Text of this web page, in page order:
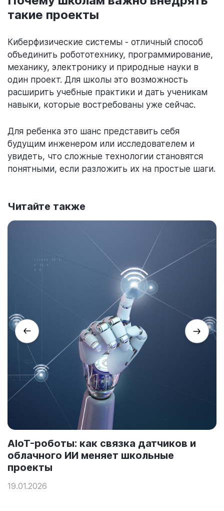
такие проекты
Киберфизические системы - отличный способ
объединить робототехнику, программирование,
механику, электронику и природные науки в
один проект. Для школы это возможность
расширить учебные практики и дать ученикам
навыки, которые востребованы уже сейчас.
Для ребенка это шанс представить себя
будущим инженером или исследователем и
увидеть, что сложные технологии становятся
понятными, если разложить их на простые шаги.
Читайте также
AIoT-роботы: как связка датчиков и
облачного ИИ меняет школьные
проекты
19.01.2026